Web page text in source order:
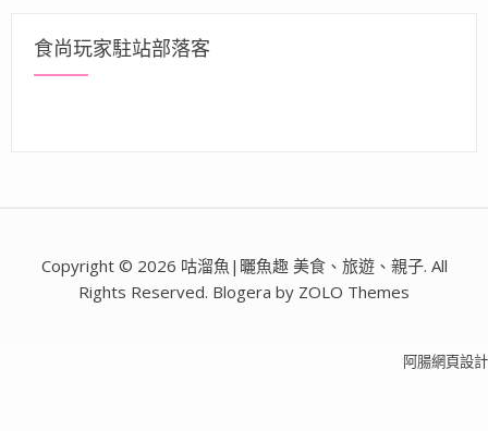
食尚玩家駐站部落客
Copyright © 2026 咕溜魚|曬魚趣 美食、旅遊、親子. All
Rights Reserved. Blogera by ZOLO Themes
阿腸網頁設計